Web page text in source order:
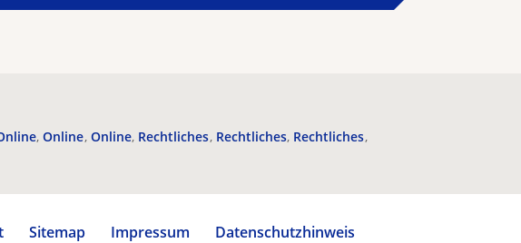
Online Online Rechtliches Rechtliches Rechtliches
Sitemap Impressum
Datenschutzhinweis